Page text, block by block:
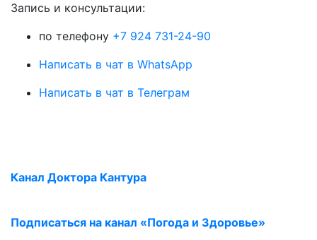
3апись и консультации:
по телефону +7 924 731-24-90
Написать в чат в WhatsApp
Написать в чат в Телеграм
Канал Доктора Кантура
Подписаться на канал «Погода и Здоровье»